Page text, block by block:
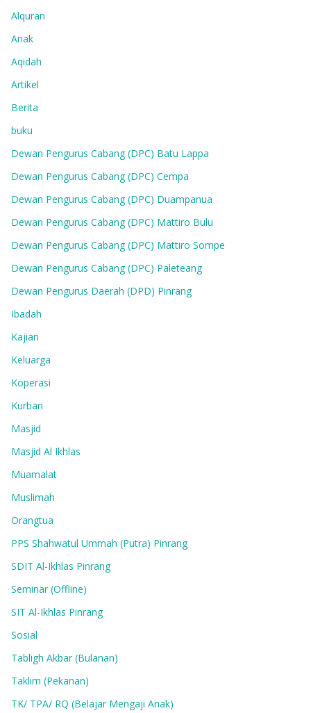
Alquran
Anak
Aqidah
Artikel
Berita
buku
Dewan Pengurus Cabang (DPC) Batu Lappa
Dewan Pengurus Cabang (DPC) Cempa
Dewan Pengurus Cabang (DPC) Duampanua
Dewan Pengurus Cabang (DPC) Mattiro Bulu
Dewan Pengurus Cabang (DPC) Mattiro Sompe
Dewan Pengurus Cabang (DPC) Paleteang
Dewan Pengurus Daerah (DPD) Pinrang
Ibadah
Kajian
Keluarga
Koperasi
Kurban
Masjid
Masjid Al Ikhlas
Muamalat
Muslimah
Orangtua
PPS Shahwatul Ummah (Putra) Pinrang
SDIT Al-Ikhlas Pinrang
Seminar (Offline)
SIT Al-Ikhlas Pinrang
Sosial
Tabligh Akbar (Bulanan)
Taklim (Pekanan)
TK/ TPA/ RQ (Belajar Mengaji Anak)